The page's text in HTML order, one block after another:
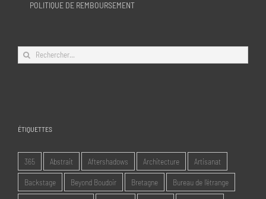
POLITIQUE DE REMBOURSEMENT
Rechercher:
ÉTIQUETTES
365 Abstrait Aftershadows Architecture Artisanat
Backstage Beyond Boudoir Bretagne Bureau de l'étrange